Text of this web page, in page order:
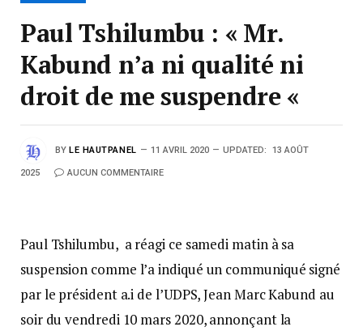
Paul Tshilumbu : « Mr.
Kabund n’a ni qualité ni
droit de me suspendre «
BY LE HAUTPANEL 11 AVRIL 2020 UPDATED: 13 AOÛT
2025 AUCUN COMMENTAIRE
Paul Tshilumbu, a réagi ce samedi matin à sa
suspension comme l’a indiqué un communiqué signé
par le président a.i de l’UDPS, Jean Marc Kabund au
soir du vendredi 10 mars 2020, annonçant la